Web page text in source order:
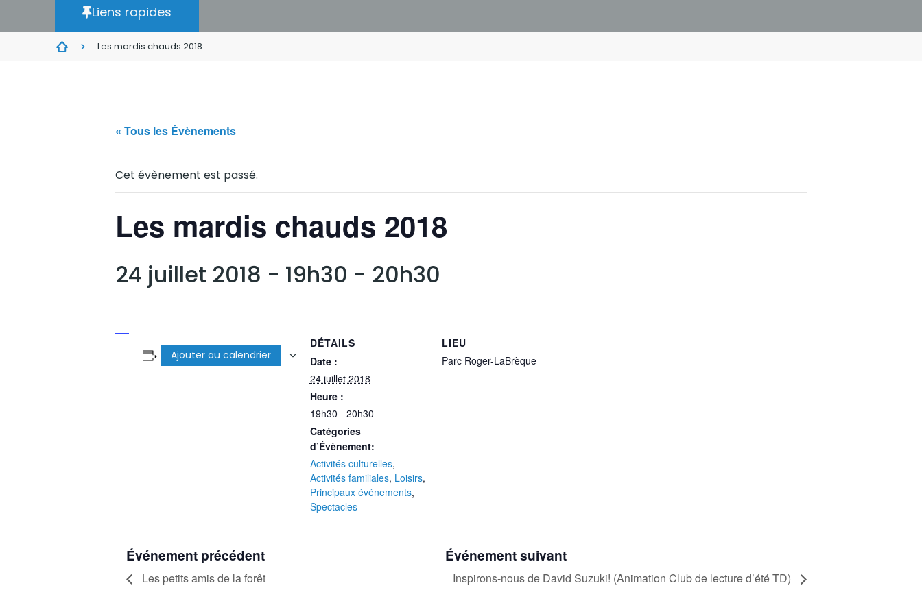
Liens rapides
Les mardis chauds 2018
« Tous les Évènements
Cet évènement est passé.
Les mardis chauds 2018
24 juillet 2018 - 19h30 - 20h30
Ajouter au calendrier
DÉTAILS
Date :
24 juillet 2018
Heure :
19h30 - 20h30
Catégories
d’Évènement:
Activités culturelles,
Activités familiales, Loisirs,
Principaux événements,
Spectacles
LIEU
Parc Roger-LaBrèque
Événement précédent
Les petits amis de la forêt
Événement suivant
Inspirons-nous de David Suzuki! (Animation Club de lecture d’été TD)